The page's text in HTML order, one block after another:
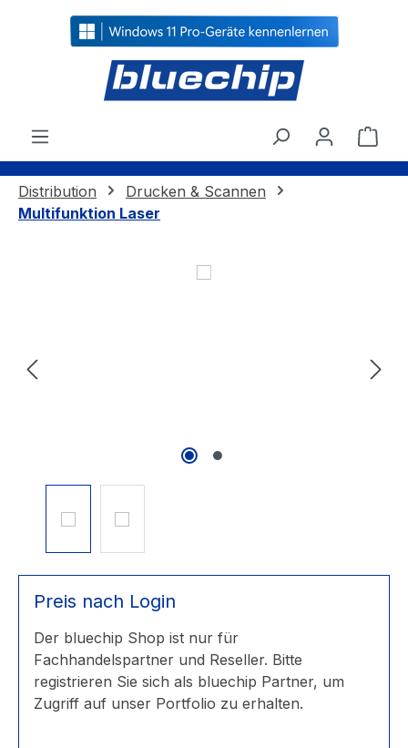
springen
Distribution
Drucken & Scannen
Multifunktion Laser
Bildergalerie überspringen
Preis nach Login
Der bluechip Shop ist nur für
Fachhandelspartner und Reseller. Bitte
registrieren Sie sich als bluechip Partner, um
Zugriff auf unser Portfolio zu erhalten.